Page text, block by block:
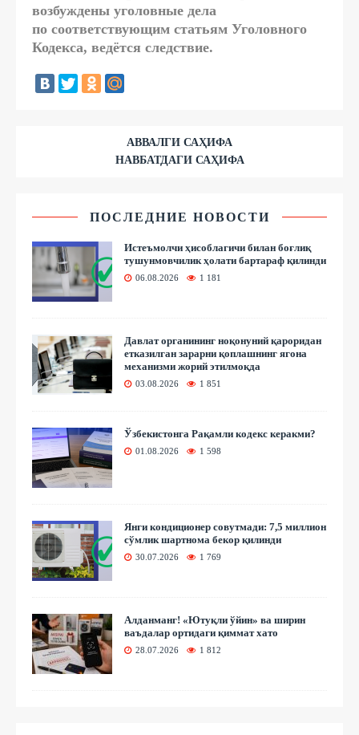
возбуждены уголовные дела
по соответствующим статьям Уголовного
Кодекса, ведётся следствие.
АВВАЛГИ САҲИФА
НАВБАТДАГИ САҲИФА
ПОСЛЕДНИЕ НОВОСТИ
Истеъмолчи ҳисоблагичи билан боғлиқ
тушунмовчилик ҳолати бартараф қилинди
06.08.2026 1 181
Давлат органининг ноқонуний қароридан
етказилган зарарни қоплашнинг ягона
механизми жорий этилмоқда
03.08.2026 1 851
Ўзбекистонга Рақамли кодекс керакми?
01.08.2026 1 598
Янги кондиционер совутмади: 7,5 миллион
сўмлик шартнома бекор қилинди
30.07.2026 1 769
Алданманг! «Ютуқли ўйин» ва ширин
ваъдалар ортидаги қиммат хато
28.07.2026 1 812